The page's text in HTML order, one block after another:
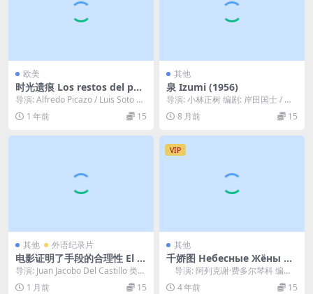
欧美
时光遗痕 Los restos del pas
ar (2023)
导演: Alfredo Picazo / Luis Soto M
uñoz 编剧:...
1 年前 15
其他
泉 Izumi (1956)
导演: 小林正树 编剧: 岸田国士 / 松
山善三 主演: 有马稻子 / 佐田启二...
8 月前 15
其他 外语纪录片
电影证明了手段的合理性 El Fi
lm Justifica los Medios.202
1
导演: Juan Jacobo Del Castillo 类
型: 纪录片 制片国...
1 月前 15
VIP
其他
千娇图 Небесные Жёны Лу
говых Мари (2012)
导演: 阿列克谢·费多尔琴科 编
剧: 阿列克谢·费多...
4 年前 15